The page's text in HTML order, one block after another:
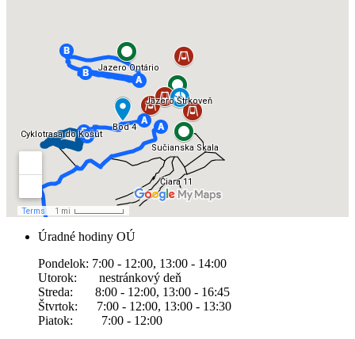
Úradné hodiny OÚ
Pondelok: 7:00 - 12:00, 13:00 - 14:00
Utorok: nestránkový deň
Streda: 8:00 - 12:00, 13:00 - 16:45
Štvrtok: 7:00 - 12:00, 13:00 - 13:30
Piatok: 7:00 - 12:00